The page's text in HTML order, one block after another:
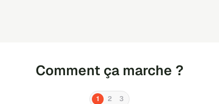
Comment ça marche ?
1 2 3